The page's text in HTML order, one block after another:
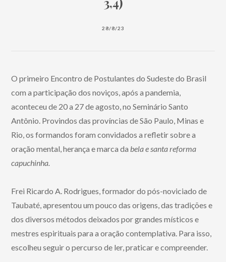
28/8/23
O primeiro Encontro de Postulantes do Sudeste do Brasil
com a participação dos noviços, após a pandemia,
aconteceu de 20 a 27 de agosto, no Seminário Santo
Antônio. Provindos das províncias de São Paulo, Minas e
Rio, os formandos foram convidados a refletir sobre a
oração mental, herança e marca dabela e santa reforma
capuchinha.
Frei Ricardo A. Rodrigues, formador do pós-noviciado de
Taubaté, apresentou um pouco das origens, das tradições e
dos diversos métodos deixados por grandes místicos e
mestres espirituais para a oração contemplativa. Para isso,
escolheu seguir o percurso de ler, praticar e compreender.